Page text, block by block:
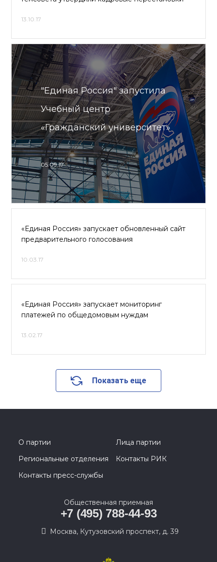
13.10.17
"Единая Россия" запустила
Учебный центр
«Гражданский университет»
05.09.17
«Единая Россия» запускает обновленный сайт
предварительного голосования
10.03.17
«Единая Россия» запускает мониторинг
платежей по общедомовым нуждам
13.02.17
Показать еще
О партии
Лица партии
Региональные отделения
Контакты РИК
Контакты пресс-службы
Общественная приемная
+7 (495) 788-44-93
Москва, Кутузовский проспект, д. 39